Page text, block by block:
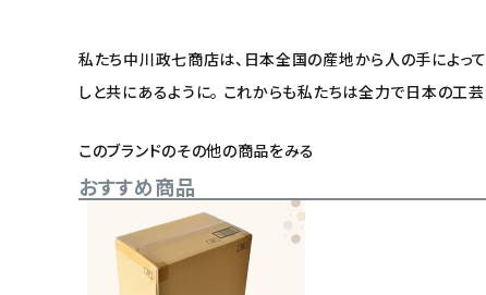
私たち中川政七商店は、日本全国の産地から人の手によっ
しと共にあるように。 これからも私たちは全力で日本の工芸
このブランドのその他の商品をみる
おすすめ商品